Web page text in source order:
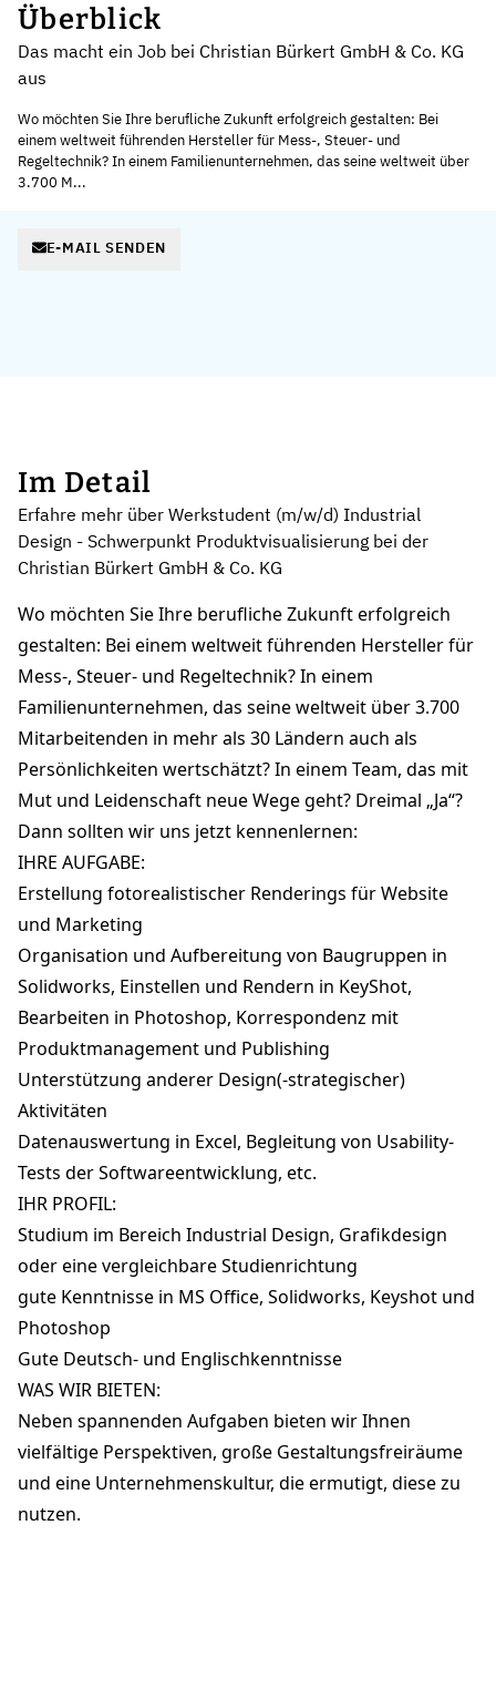
Überblick
Das macht ein Job bei Christian Bürkert GmbH & Co. KG
aus
Wo möchten Sie Ihre berufliche Zukunft erfolgreich gestalten: Bei
einem weltweit führenden Hersteller für Mess-, Steuer- und
Regeltechnik? In einem Familienunternehmen, das seine weltweit über
3.700 M...
E-MAIL SENDEN
Im Detail
Erfahre mehr über Werkstudent (m/w/d) Industrial
Design - Schwerpunkt Produktvisualisierung bei der
Christian Bürkert GmbH & Co. KG
Wo möchten Sie Ihre berufliche Zukunft erfolgreich
gestalten: Bei einem weltweit führenden Hersteller für
Mess-, Steuer- und Regeltechnik? In einem
Familienunternehmen, das seine weltweit über 3.700
Mitarbeitenden in mehr als 30 Ländern auch als
Persönlichkeiten wertschätzt? In einem Team, das mit
Mut und Leidenschaft neue Wege geht? Dreimal „Ja“?
Dann sollten wir uns jetzt kennenlernen:
IHRE AUFGABE:
Erstellung fotorealistischer Renderings für Website
und Marketing
Organisation und Aufbereitung von Baugruppen in
Solidworks, Einstellen und Rendern in KeyShot,
Bearbeiten in Photoshop, Korrespondenz mit
Produktmanagement und Publishing
Unterstützung anderer Design(-strategischer)
Aktivitäten
Datenauswertung in Excel, Begleitung von Usability-
Tests der Softwareentwicklung, etc.
IHR PROFIL:
Studium im Bereich Industrial Design, Grafikdesign
oder eine vergleichbare Studienrichtung
gute Kenntnisse in MS Office, Solidworks, Keyshot und
Photoshop
Gute Deutsch- und Englischkenntnisse
WAS WIR BIETEN:
Neben spannenden Aufgaben bieten wir Ihnen
vielfältige Perspektiven, große Gestaltungsfreiräume
und eine Unternehmenskultur, die ermutigt, diese zu
nutzen.